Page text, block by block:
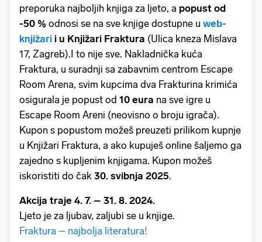
preporuka najboljih knjiga za ljeto, a popust od
-50 % odnosi se na sve knjige dostupne u web-
knjižari i u Knjižari Fraktura (Ulica kneza Mislava
17, Zagreb).I to nije sve. Nakladnička kuća
Fraktura, u suradnji sa zabavnim centrom Escape
Room Arena, svim kupcima dva Frakturina krimića
osigurala je popust od 10 eura na sve igre u
Escape Room Areni (neovisno o broju igrača).
Kupon s popustom možeš preuzeti prilikom kupnje
u Knjižari Fraktura, a ako kupuješ online šaljemo ga
zajedno s kupljenim knjigama. Kupon možeš
iskoristiti do čak 30. svibnja 2025.
Akcija traje 4. 7. – 31. 8. 2024.
Ljeto je za ljubav, zaljubi se u knjige.
Fraktura – najbolja literatura!